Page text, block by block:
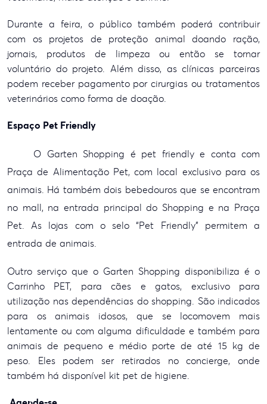
Durante a feira, o público também poderá contribuir
com os projetos de proteção animal doando ração,
jornais, produtos de limpeza ou então se tornar
voluntário do projeto. Além disso, as clínicas parceiras
podem receber pagamento por cirurgias ou tratamentos
veterinários como forma de doação.
Espaço Pet Friendly
O Garten Shopping é pet friendly e conta com
Praça de Alimentação Pet, com local exclusivo para os
animais. Há também dois bebedouros que se encontram
no mall, na entrada principal do Shopping e na Praça
Pet. As lojas com o selo “Pet Friendly” permitem a
entrada de animais.
Outro serviço que o Garten Shopping disponibiliza é o
Carrinho PET, para cães e gatos, exclusivo para
utilização nas dependências do shopping. São indicados
para os animais idosos, que se locomovem mais
lentamente ou com alguma dificuldade e também para
animais de pequeno e médio porte de até 15 kg de
peso. Eles podem ser retirados no concierge, onde
também há disponível kit pet de higiene.